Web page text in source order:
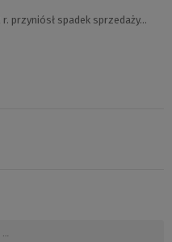
przyniósł spadek sprzedaży…
…